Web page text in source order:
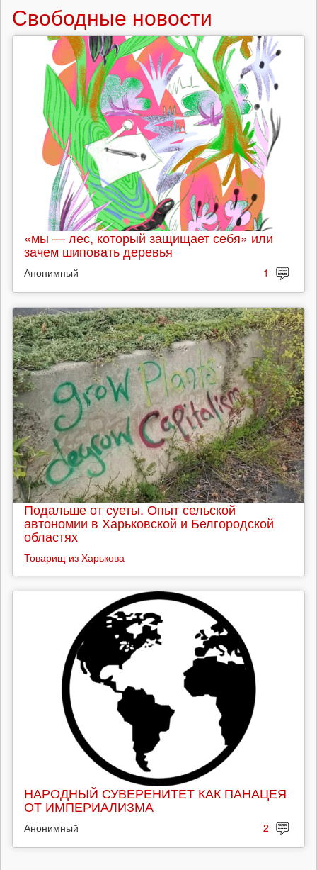
Свободные новости
«мы — лес, который защищает себя» или
зачем шиповать деревья
Анонимный 1
Подальше от суеты. Опыт сельской
автономии в Харьковской и Белгородской
областях
Товарищ из Харькова
НАРОДНЫЙ СУВЕРЕНИТЕТ КАК ПАНАЦЕЯ
ОТ ИМПЕРИАЛИЗМА
Анонимный 2